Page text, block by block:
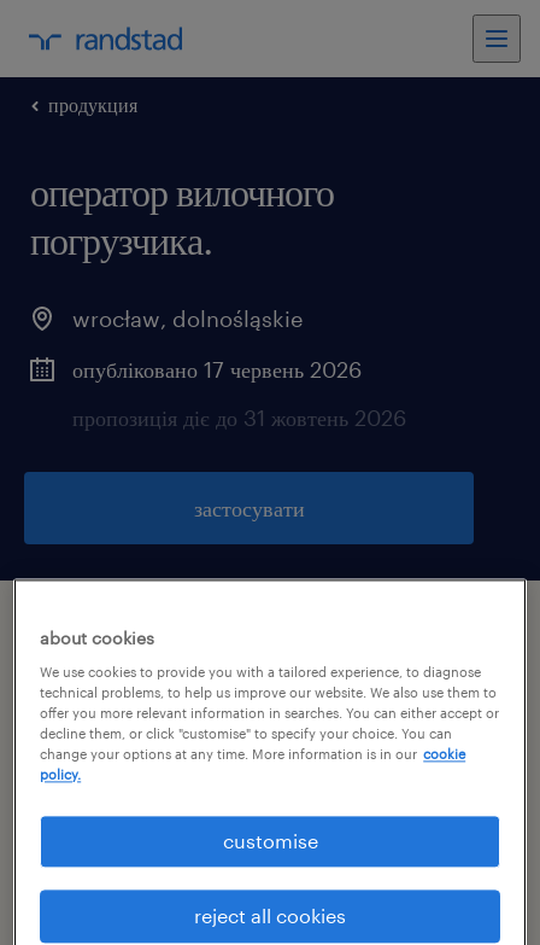
продукция
оператор вилочного
погрузчика.
wrocław, dolnośląskie
опубліковано 17 червень 2026
пропозиція діє до 31 жовтень 2026
застосувати
підсумок
wrocław, dolnośląskie
временная работа
специальность
about cookies
We use cookies to provide you with a tailored experience, to diagnose
technical problems, to help us improve our website. We also use them to
offer you more relevant information in searches. You can either accept or
decline them, or click "customise" to specify your choice. You can
change your options at any time. More information is in our cookie
policy.
reject all cookies
customise